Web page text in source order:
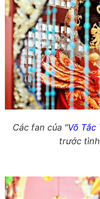
Các fan của "Võ Tắc
trước